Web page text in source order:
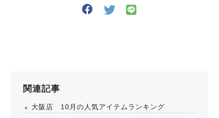
関連記事
大阪店 10月の人気アイテムランキング